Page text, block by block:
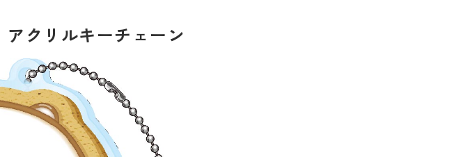
クリルキーチェーン